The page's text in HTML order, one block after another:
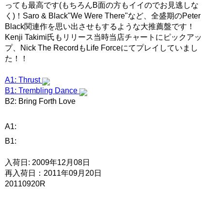
っても最高です(もちろんB面の方もイイのでお見逃しな
く)！Saro & Black"We Were There"など、全盛期のPeter
Black関連作を思い出させもするような大推薦盤です！
Kenji Takimi氏もリリース当時当店チャートにピックアッ
プ、Nick The RecordもLife Forceにてプレイしていまし
た！！
A1: Thrust
B1: Trembling Dance
B2: Bring Forth Love
A1:
B1:
入荷日: 2009年12月08日
再入荷日：2011年09月20日
20110920R